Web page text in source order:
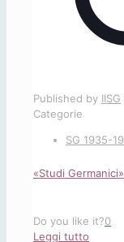
Published by IISG
Categorie
SG 1935-
«Studi
Do you like it?0
Leggi tutto